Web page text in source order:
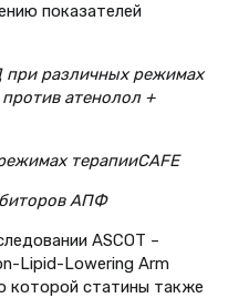
показателей
при различных режимах
атенолол +
терапииCAFЕ
АПФ
ASCOT –
Lipid-Lowering Arm
которой статины также